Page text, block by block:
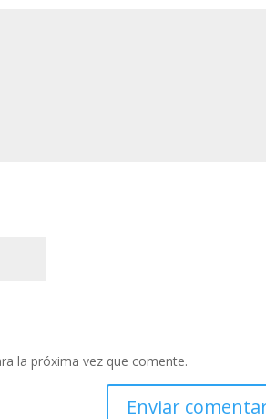
la próxima vez que comente.